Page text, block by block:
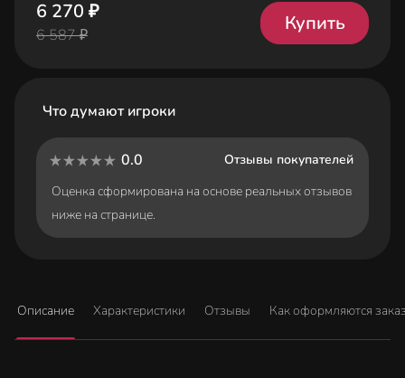
6 270 ₽
6 587 ₽
Купить
Что думают игроки
0.0
Отзывы покупателей
Оценка сформирована на основе реальных отзывов
ниже на странице.
Описание Характеристики Отзывы Как оформляются